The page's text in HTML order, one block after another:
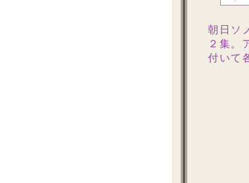
朝日ソ
２集。
付いて